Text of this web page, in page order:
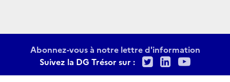
Abonnez-vous à notre lettre d'information
Suivez la DG Trésor sur :
TwitterLinkedIn